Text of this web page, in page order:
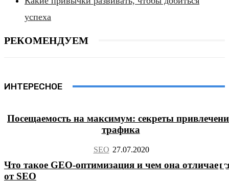
успеха
РЕКОМЕНДУЕМ
ИНТЕРЕСНОЕ
Посещаемость на максимум: секреты
трафика
SEO
Что такое GEO-оптимизация и чем она
от SEO